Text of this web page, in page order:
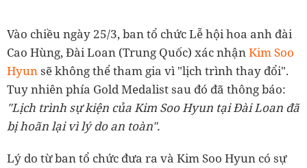
Vào chiều ngày 25/3, ban tổ chức Lễ hội hoa anh đài
Cao Hùng, Đài Loan (Trung Quốc) xác nhậnKim Soo
Hyunsẽ không thể tham gia vì "lịch trình thay đổi".
Tuy nhiên phía Gold Medalist sau đó đã thông báo:
"Lịch trình sự kiện của Kim Soo Hyun tại Đài Loan đã
bị hoãn lại vì lý do an toàn".
Lý do từ ban tổ chức đưa ra và Kim Soo Hyun có sự